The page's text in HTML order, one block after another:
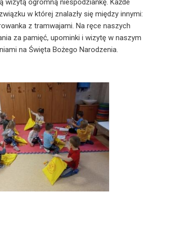
wizytą ogromną niespodziankę. Każde
w której znalazły się między innymi:
z tramwajami. Na ręce naszych
za pamięć, upominki i wizytę w naszym
na Święta Bożego Narodzenia.